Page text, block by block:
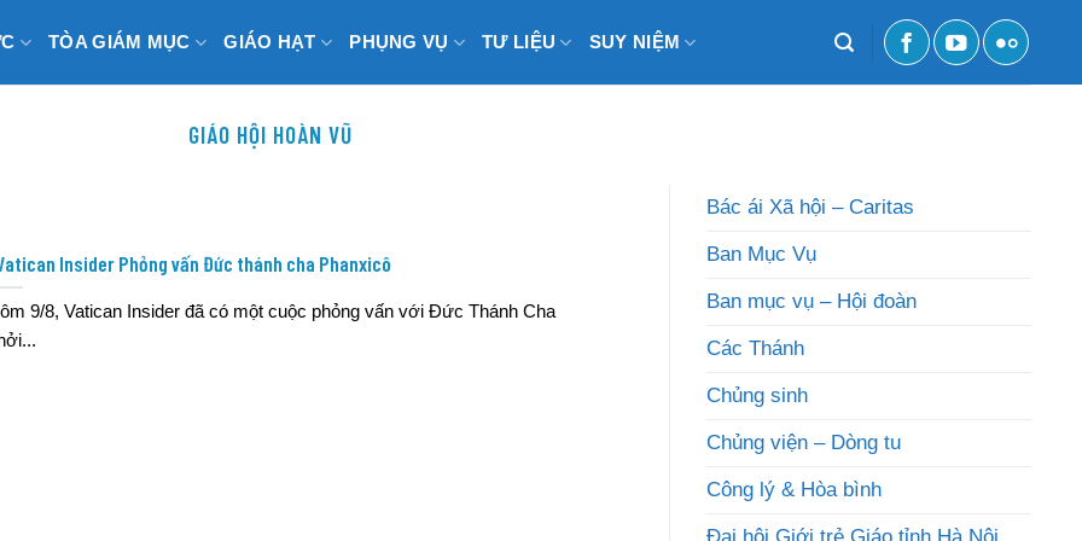
TÒA GIÁM MỤC GIÁO HẠT PHỤNG VỤ TƯ LIỆU SUY NIỆM
GIÁO HỘI HOÀN VŨ
Insider Phỏng vấn Đức thánh cha Phanxicô
9/8, Vatican Insider đã có một cuộc phỏng vấn với Đức Thánh Cha
Bác ái Xã hội – Caritas
Ban Mục Vụ
Ban mục vụ – Hội đoàn
Các Thánh
Chủng sinh
Chủng viện – Dòng tu
Công lý & Hòa bình
Đại hội Giới trẻ Giáo tỉnh Hà Nội